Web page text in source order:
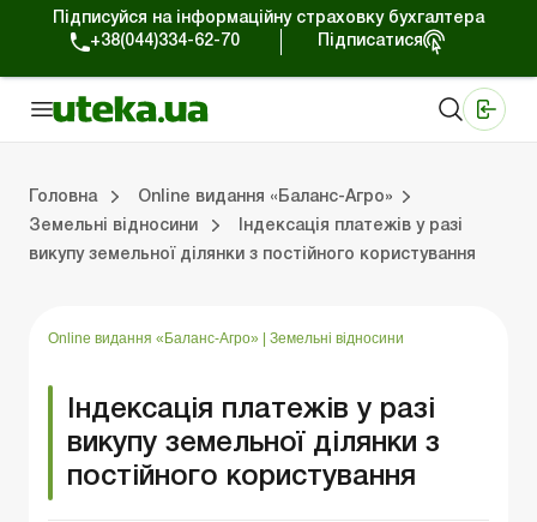
Підписуйся на інформаційну страховку бухгалтера
+38(044)334-62-70
Підписатися
Головна
Online видання «Баланс-Агро»
Земельні відносини
Індексація платежів у разі
викупу земельної ділянки з постійного користування
Online видання «Баланс-Агро» Земельні відносини
Індексація платежів у разі
викупу земельної ділянки з
постійного користування